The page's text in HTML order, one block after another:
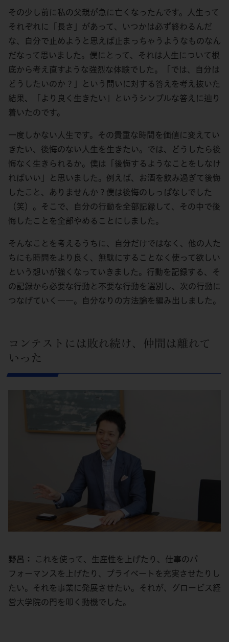
その少し前に私の父親が急に亡くなったんです。人生って
それぞれに「長さ」があって、いつかは必ず終わるんだ
な、自分で止めようと思えば止まっちゃうようなものなん
だなって思いました。僕にとって、それは人生について根
底から考え直すような強烈な体験でした。「では、自分は
どうしたいのか？」という問いに対する答えを考え抜いた
結果、「より良く生きたい」というシンプルな答えに辿り
着いたのです。
一度しかない人生です。その貴重な時間を価値に変えてい
きたい、後悔のない人生を生きたい。では、どうしたら後
悔なく生きられるか。僕は「後悔するようなことをしなけ
ればいい」と思いました。例えば、お酒を飲み過ぎて後悔
したこと、ありませんか？僕は後悔のしっぱなしでした
（笑）。そこで、自分の行動を全部記録して、その中で後
悔したことを全部やめることにしました。
そんなことを考えるうちに、自分だけではなく、他の人た
ちにも時間をより良く、無駄にすることなく使って欲しい
という想いが強くなっていきました。行動を記録する、そ
の記録から必要な行動と不要な行動を選別し、次の行動に
つなげていく――。自分なりの方法論を編み出しました。
コンテストには敗れ続け、仲間は離れて
いった
野呂：
これを使って、生産性を上げたり、仕事のパ
フォーマンスを上げたり、プライベートを充実させたりし
たい。それを事業に発展させたい。それが、グロービス経
営大学院の門を叩く動機でした。